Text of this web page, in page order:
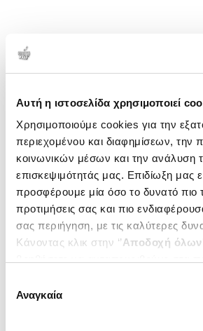
Αυτή η ιστοσελίδα χρησιμοποιεί
Χρησιμοποιούμε cookies για την
περιεχομένου και διαφημίσεων, την
κοινωνικών μέσων και την ανάλυση
επισκεψιμότητάς μας. Επιδίωξη μας
προσφέρουμε μία όσο το δυνατό πιο
προτιμήσεις σας και πιο
σας περιήγηση, με τις καλύτερες
Κάνοντας κλικ στην ‘’Αποδοχή όλων
ενδιαφέρουν και να επιλέξετε από
΄΄και να
συγκατάθεσης
Αναγκαία